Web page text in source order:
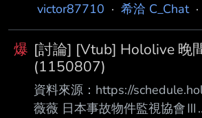
victor87710 · 希洽 C_Chat·
爆 [討論] [Vtub] Hololive 晚
(1150807)
資料來源：https://
薇薇 日本事故物件監視協會Ⅲ